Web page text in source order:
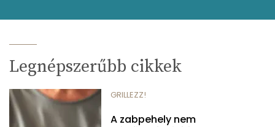
Legnépszerűbb cikkek
GRILLEZZ!
A zabpehely nem